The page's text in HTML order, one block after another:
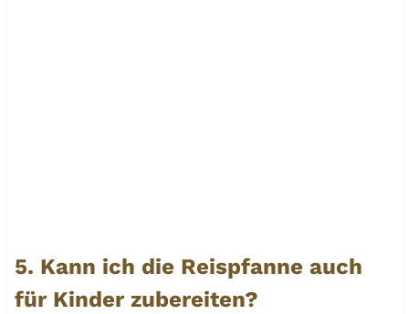
5. Kann ich die Reispfanne auch
für Kinder zubereiten?